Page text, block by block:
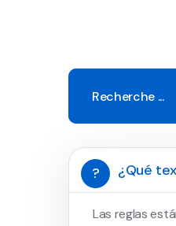
? ¿Qué
Las reglas